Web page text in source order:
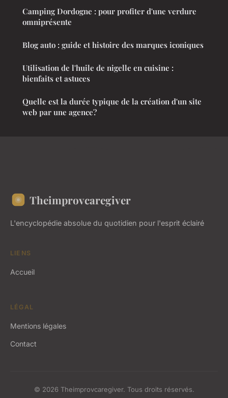
Camping Dordogne : pour profiter d'une verdure
omniprésente
Blog auto : guide et histoire des marques iconiques
Utilisation de l'huile de nigelle en cuisine :
bienfaits et astuces
Quelle est la durée typique de la création d'un site
web par une agence?
Theimprovcaregiver
L'encyclopédie absolue du quotidien pour l'esprit éclairé
LIENS
Accueil
LÉGAL
Mentions légales
Contact
© 2026 Theimprovcaregiver. Tous droits réservés.